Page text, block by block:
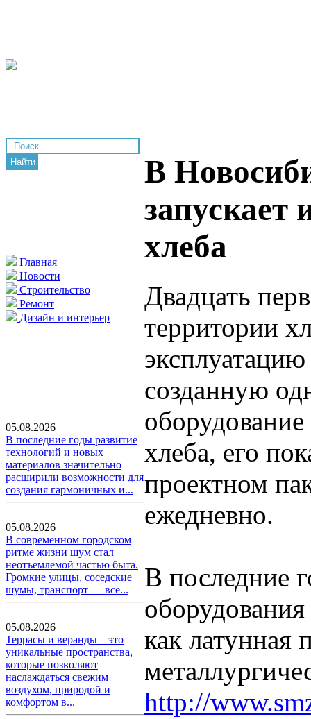
Найти
Главная
Новости
Строительство
Ремонт
Дизайн и интерьер
05.08.2026
В последние годы развитие
технологий и новых
материалов значительно
расширили возможности для
создания гармоничных и...
05.08.2026
В современном городском
ритме жизни шум стал
неотъемлемой частью быта.
Громкие улицы, соседские
шумы, транспорт — все...
05.08.2026
Террасы и веранды – это
уникальные пространства,
которые позволяют
наслаждаться свежим
воздухом, природой и
комфортом в...
В
хлеба
Двадцать
территории
созданную
хлеба, его
проектном
ежедневно.
В последние
как латунная
http://